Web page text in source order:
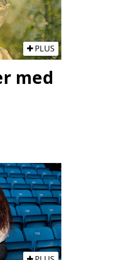
PLUS
med